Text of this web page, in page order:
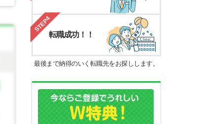
STEP4
転職成功！！
最後まで納得のいく転職先をお探しします。